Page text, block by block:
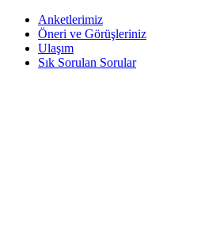
Anketlerimiz
Öneri ve Görüşleriniz
Ulaşım
Sık Sorulan Sorular